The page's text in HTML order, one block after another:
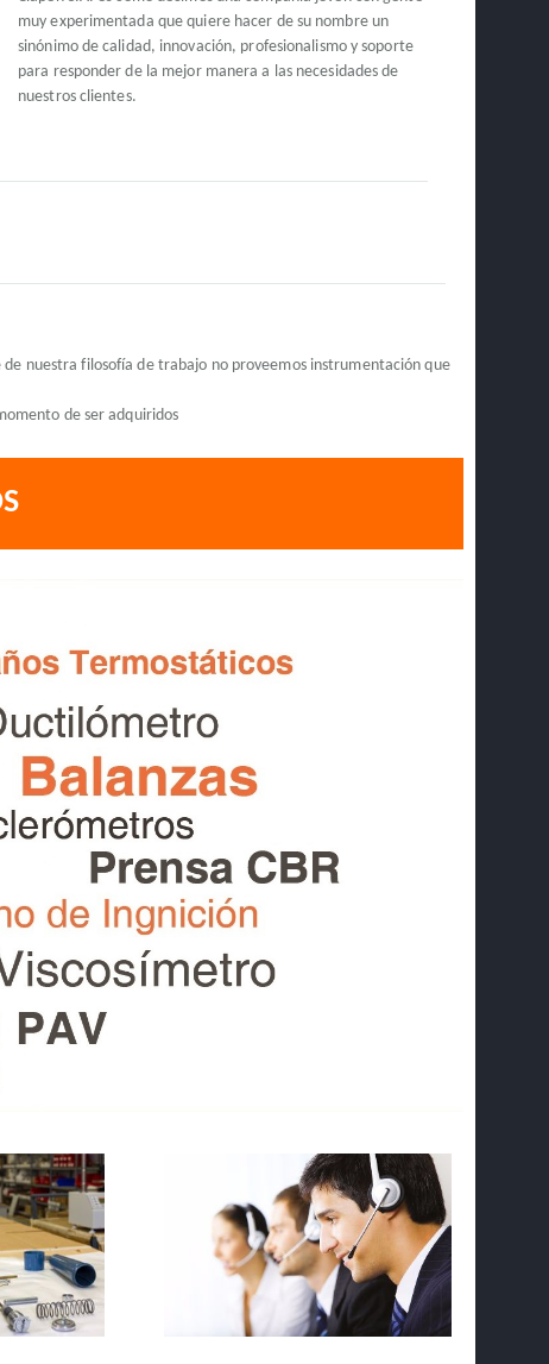
muy experimentada que quiere hacer de su nombre un
sinónimo de calidad, innovación, profesionalismo y soporte
para responder de la mejor manera a las necesidades de
nuestros clientes.
nuestra filosofía de trabajo no proveemos instrumentación que
de ser adquiridos